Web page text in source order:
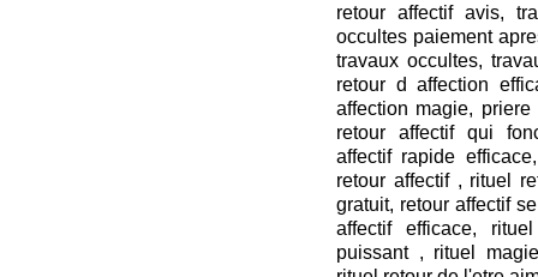
retour affectif avis,
occultes paiement
travaux occultes,
retour d affection
affection magie,
retour affectif qui
affectif rapide
retour affectif , rituel
gratuit, retour affectif
affectif efficace,
puissant , rituel